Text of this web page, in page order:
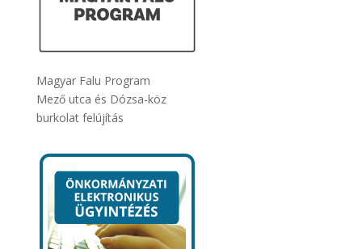
Magyar Falu Program
Mező utca és Dózsa-köz
burkolat felújítás